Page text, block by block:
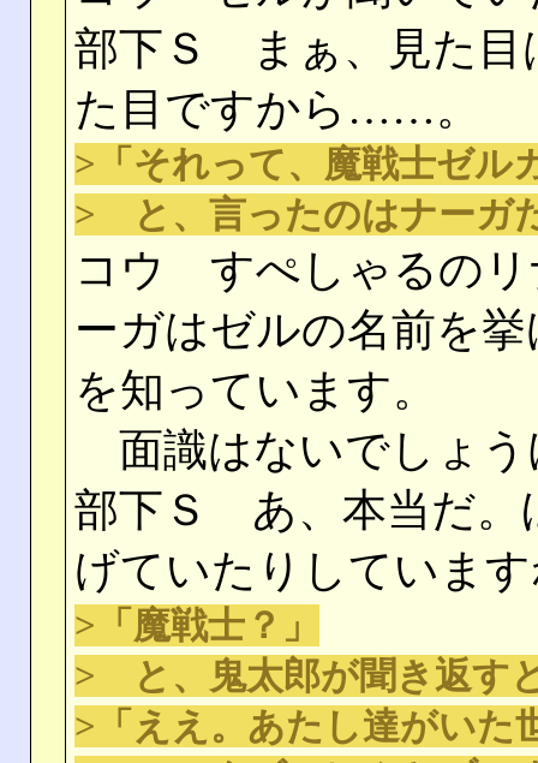
部下Ｓ まぁ、見た目
た目ですから……。
>「それって、魔戦士ゼル
> と、言ったのはナーガ
コウ すぺしゃるのリ
ーガはゼルの名前を
を知っています。
面識はないでしょ
部下Ｓ あ、本当だ。
げていたりしていま
>「魔戦士？」
> と、鬼太郎が聞き返す
>「ええ。あたし達がいた